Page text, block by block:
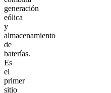
generación
eólica
y
almacenamiento
de
baterías.
Es
el
primer
sitio